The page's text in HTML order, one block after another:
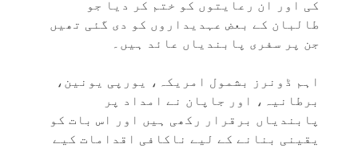
کی اور ان رعایتوں کو ختم کر دیا جو
طالبان کے بعض عہدیداروں کو دی گئی تھیں
جن پر سفری پابندیاں عائد ہیں۔
اہم ڈونرز بشمول امریکہ، یورپی یونین،
برطانیہ، اور جاپان نے امداد پر
پابندیاں برقرار رکھی ہیں اور اس بات کو
یقینی بنانے کے لیے ناکافی اقدامات کیے